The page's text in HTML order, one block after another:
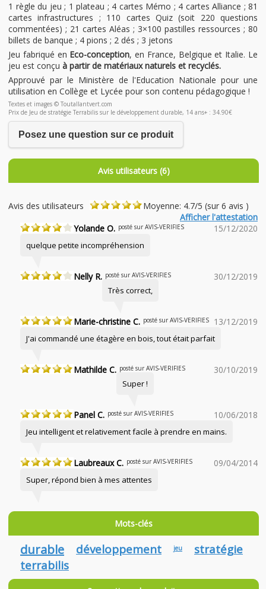
1 règle du jeu ; 1 plateau ; 4 cartes Mémo ; 4 cartes Alliance ; 81
cartes infrastructures ; 110 cartes Quiz (soit 220 questions
commentées) ; 21 cartes Aléas ; 3×100 pastilles ressources ; 80
billets de banque ; 4 pions ; 2 dés ; 3 jetons
Jeu fabriqué en Eco-conception, en France, Belgique et Italie. Le
jeu est conçu à partir de matériaux naturels et recyclés.
Approuvé par le Ministère de l'Education Nationale pour une
utilisation en Collège et Lycée pour son contenu pédagogique !
Textes et images © Toutallantvert.com
Prix de Jeu de stratégie Terrabilis sur le développement durable, 14 ans+ : 34.90€
Posez une question sur ce produit
Avis utilisateurs (6)
Avis des utilisateurs
Moyenne: 4.7/5 (sur 6 avis )
Afficher l'attestation
Yolande O. posté sur AVIS-VERIFIES 15/12/2020
quelque petite incompréhension
Nelly R. posté sur AVIS-VERIFIES 30/12/2019
Très correct,
Marie-christine C. posté sur AVIS-VERIFIES 13/12/2019
J'ai commandé une étagère en bois, tout était parfait
Mathilde C. posté sur AVIS-VERIFIES 30/10/2019
Super !
Panel C. posté sur AVIS-VERIFIES 10/06/2018
Jeu intelligent et relativement facile à prendre en mains.
Laubreaux C. posté sur AVIS-VERIFIES 09/04/2014
Super, répond bien à mes attentes
Mots-clés
durable développement jeu
stratégie
terrabilis